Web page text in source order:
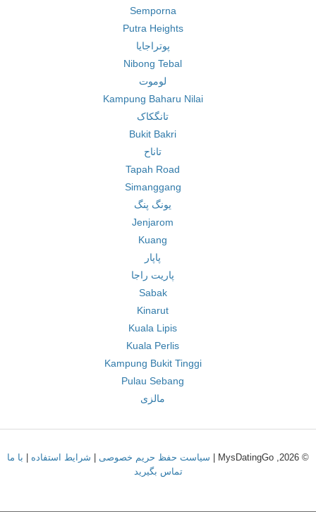
Semporna
Putra Heights
پوتراجایا
Nibong Tebal
لوموت
Kampung Baharu Nilai
تانگکاک
Bukit Bakri
تاناح
Tapah Road
Simanggang
یونگ پنگ
Jenjarom
Kuang
پاپار
پاریت راجا
Sabak
Kinarut
Kuala Lipis
Kuala Perlis
Kampung Bukit Tinggi
Pulau Sebang
مالزی
© 2026, MysDatingGo | سیاست حفظ حریم خصوصی شرایط استفاده
با ما
تماس بگیرید